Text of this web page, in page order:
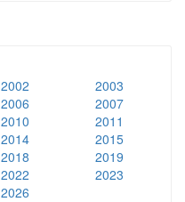
2002
2003
2006
2007
2010
2011
2014
2015
2018
2019
2022
2023
2026